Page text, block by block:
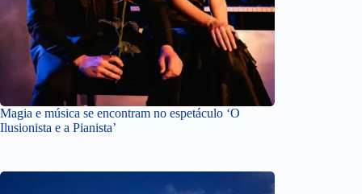
Magia e música se encontram no espetáculo ‘O
Ilusionista e a Pianista’